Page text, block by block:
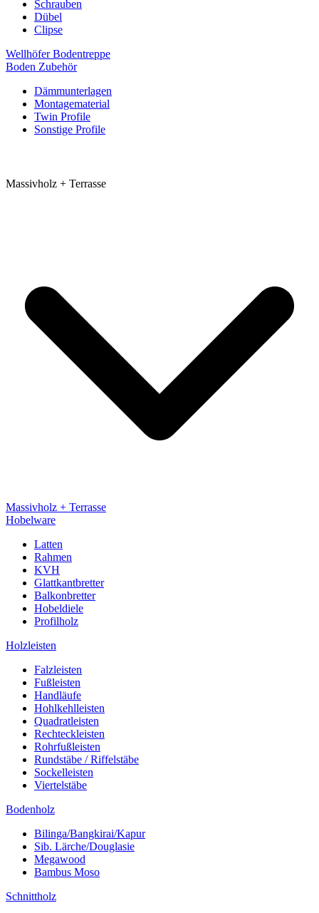
Schrauben
Dübel
Clipse
Wellhöfer Bodentreppe
Boden Zubehör
Dämmunterlagen
Montagematerial
Twin Profile
Sonstige Profile
Massivholz + Terrasse
Massivholz + Terrasse
Hobelware
Latten
Rahmen
KVH
Glattkantbretter
Balkonbretter
Hobeldiele
Profilholz
Holzleisten
Falzleisten
Fußleisten
Handläufe
Hohlkehlleisten
Quadratleisten
Rechteckleisten
Rohrfußleisten
Rundstäbe / Riffelstäbe
Sockelleisten
Viertelstäbe
Bodenholz
Bilinga/Bangkirai/Kapur
Sib. Lärche/Douglasie
Megawood
Bambus Moso
Schnittholz